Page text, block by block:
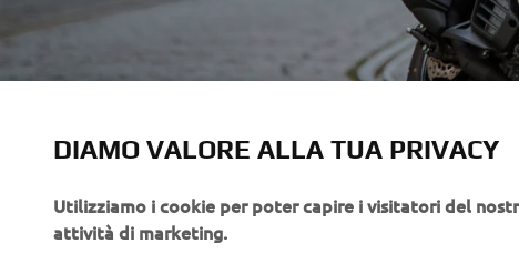
DIAMO VALORE ALLA TUA PRIVACY
Utilizziamo i cookie per poter capire i visitatori del
attività di marketing.